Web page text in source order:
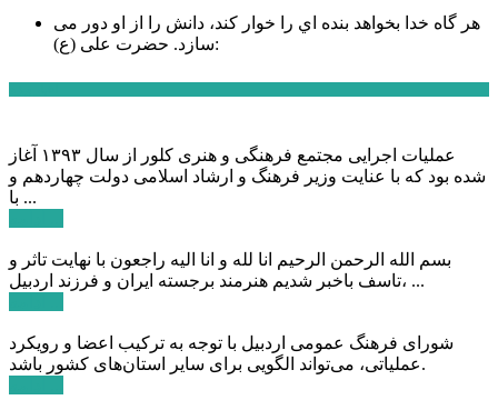
هر گاه خدا بخواهد بنده اي را خوار كند، دانش را از او دور می
سازد.حضرت علی (ع):
عملیات اجرایی مجتمع فرهنگی و هنری کلور از سال ۱۳۹۳ آغاز
شده بود که با عنایت وزیر فرهنگ و ارشاد اسلامی دولت چهاردهم و
با ...
بسم الله الرحمن الرحیم انا لله و انا الیه راجعون با نهایت تاثر و
تاسف باخبر شدیم هنرمند برجسته ایران و فرزند اردبیل، ...
شورای فرهنگ عمومی اردبیل با توجه به ترکیب اعضا و رویکرد
عملیاتی، می‌تواند الگویی برای سایر استان‌های کشور باشد.